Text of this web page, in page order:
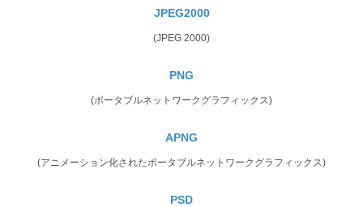
JPEG2000
(JPEG 2000)
PNG
(ポータブルネットワークグラフィックス)
APNG
(アニメーション化されたポータブルネットワークグラフィックス)
PSD